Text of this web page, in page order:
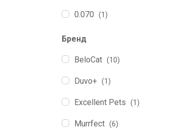
0.070 (1)
0.080
2.5 (9)
Бренд
BeloCat (10)
Duvo+ (1)
Excellent Pets (1)
Murrfect (6)